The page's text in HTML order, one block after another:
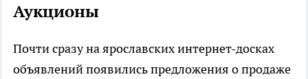
Аукционы
Почти сразу на ярославских интернет-досках
объявлений появились предложения о продаже